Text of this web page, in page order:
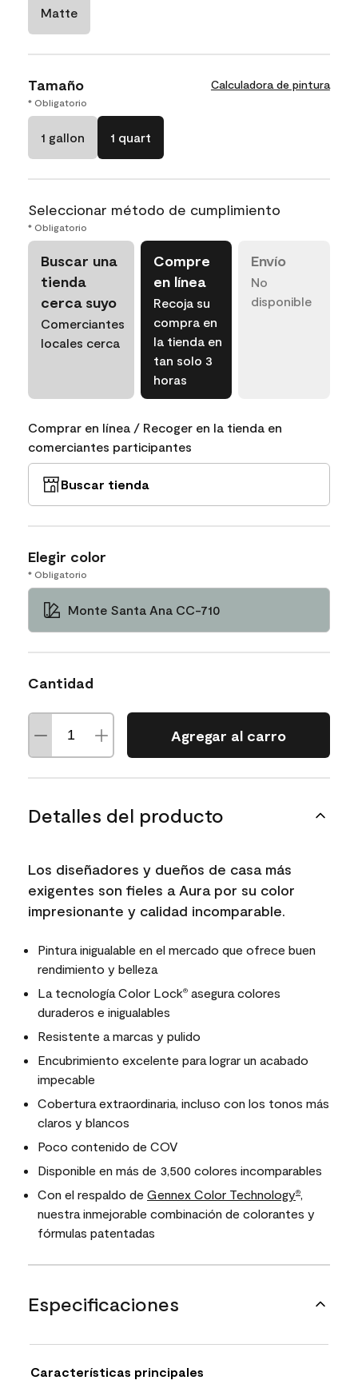
Matte
Tamaño Calculadora de pintura
* Obligatorio
1 gallon 1 quart
Seleccionar método de cumplimiento
* Obligatorio
Buscar una
tienda
cerca suyo
Comerciantes
locales cerca
Compre
en línea
Recoja su
compra en
la tienda en
tan solo 3
horas
Envío
No
disponible
Comprar en línea / Recoger en la tienda en
comerciantes participantes
Buscar tienda
Elegir color
* Obligatorio
Monte Santa Ana CC-710
Cantidad
Agregar al carro
Detalles del producto
Los diseñadores y dueños de casa más
exigentes son fieles a Aura por su color
impresionante y calidad incomparable.
Pintura inigualable en el mercado que ofrece buen
rendimiento y belleza
La tecnología Color Lock® asegura colores
duraderos e inigualables
Resistente a marcas y pulido
Encubrimiento excelente para lograr un acabado
impecable
Cobertura extraordinaria, incluso con los tonos más
claros y blancos
Poco contenido de COV
Disponible en más de 3,500 colores incomparables
Con el respaldo de Gennex Color Technology®,
nuestra inmejorable combinación de colorantes y
fórmulas patentadas
Especificaciones
Características principales